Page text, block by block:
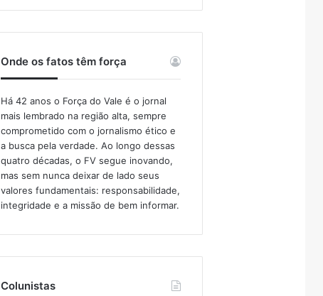
Onde os fatos têm força
Há 42 anos o Força do Vale é o jornal
mais lembrado na região alta, sempre
comprometido com o jornalismo ético e
a busca pela verdade. Ao longo dessas
quatro décadas, o FV segue inovando,
mas sem nunca deixar de lado seus
valores fundamentais: responsabilidade,
integridade e a missão de bem informar.​
Colunistas